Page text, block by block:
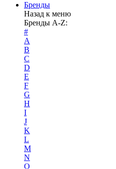
Бренды
Назад к меню
Бренды A-Z:
#
A
B
C
D
E
F
G
H
I
J
K
L
M
N
O